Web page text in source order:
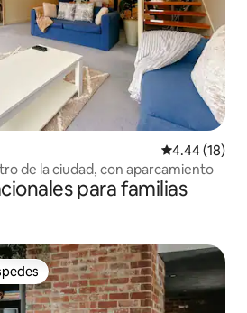
Calificación
4.44 (18)
de la ciudad, con aparcamiento
para familias
preferido